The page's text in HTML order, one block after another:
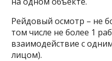
Рейдовый осмотр – не
том числе не более 1
взаимодействие с
лицом).